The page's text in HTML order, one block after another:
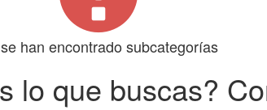
han encontrado subcategorías
lo que buscas?